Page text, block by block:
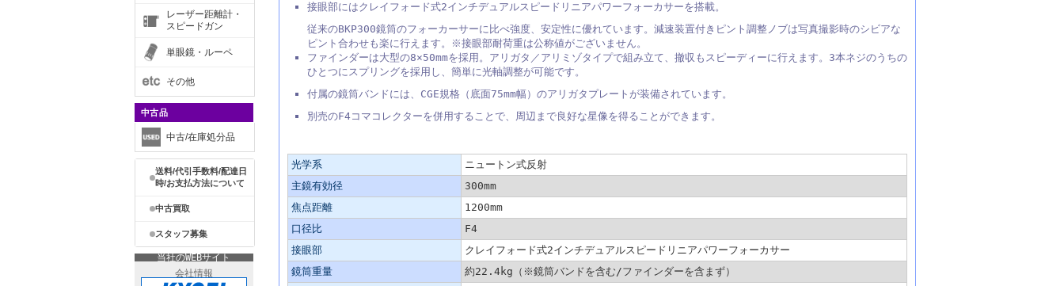
レーザー距離計・
スピードガン
単眼鏡・ルーペ
その他
中古品
中古/在庫処分品
送料/代引手数料/配達日
時/お支払方法について
中古買取
スタッフ募集
当社のWEBサイト
会社情報
接眼部にはクレイフォード式2インチデュアルスピードリニアパワーフォーカサーを搭載。
従来のBKP300鏡筒のフォーカーサーに比べ強度、安定性に優れています。減速装置付きピント調整ノブは写真撮影時のシビアな
ピント合わせも楽に行えます。※接眼部耐荷重は公称値がございません。
ファインダーは大型の8×50mmを採用。アリガタ／アリミゾタイプで組み立て、撤収もスピーディーに行えます。3本ネジのうちの
ひとつにスプリングを採用し、簡単に光軸調整が可能です。
付属の鏡筒バンドには、CGE規格（底面75mm幅）のアリガタプレートが装備されています。
別売のF4コマコレクターを併用することで、周辺まで良好な星像を得ることができます。
光学系
ニュートン式反射
主鏡有効径
300mm
焦点距離
1200mm
口径比
F4
接眼部
クレイフォード式2インチデュアルスピードリニアパワーフォーカサー
鏡筒重量
約22.4kg（※鏡筒バンドを含む/ファインダーを含まず）